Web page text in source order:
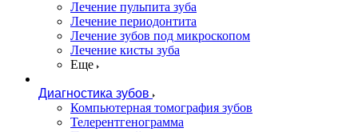
Лечение пульпита зуба
Лечение периодонтита
Лечение зубов под микроскопом
Лечение кисты зуба
Еще
Диагностика зубов
Компьютерная томография зубов
Телерентгенограмма